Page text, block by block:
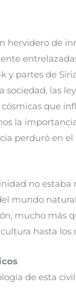
hervidero de
y partes de
las
que
la
perduró en
no estaba
mundo
mucho más
hasta los
de esta